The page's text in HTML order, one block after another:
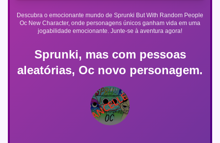
Sprunki, mas com pessoas
aleatórias, Oc novo personagem.
Descubra o emocionante mundo de Sprunki But With Random People
Oc New Character, onde personagens únicos ganham vida em uma
jogabilidade emocionante. Junte-se à aventura agora!